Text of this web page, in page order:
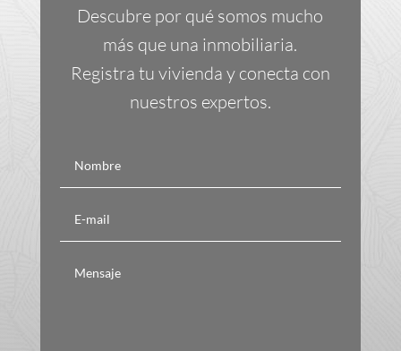
Descubre por qué somos mucho
más que una inmobiliaria.
Registra tu vivienda y conecta con
nuestros expertos.